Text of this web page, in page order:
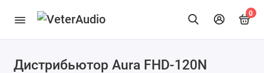
0
Дистрибьютор Aura FHD-120N